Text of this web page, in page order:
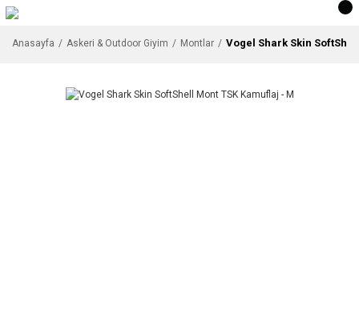
Anasayfa Askeri & Outdoor Giyim Montlar Vogel Shark Skin